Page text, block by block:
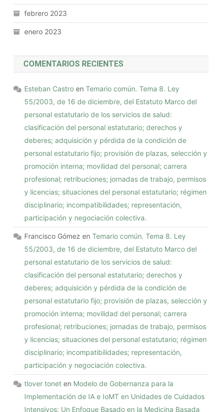
febrero 2023
enero 2023
COMENTARIOS RECIENTES
Esteban Castro enTemario común. Tema 8. Ley
55/2003, de 16 de diciembre, del Estatuto Marco del
personal estatutario de los servicios de salud:
clasificación del personal estatutario; derechos y
deberes; adquisición y pérdida de la condición de
personal estatutario fijo; provisión de plazas, selección y
promoción interna; movilidad del personal; carrera
profesional; retribuciones; jornadas de trabajo, permisos
y licencias; situaciones del personal estatutario; régimen
disciplinario; incompatibilidades; representación,
participación y negociación colectiva.
Francisco Gómez enTemario común. Tema 8. Ley
55/2003, de 16 de diciembre, del Estatuto Marco del
personal estatutario de los servicios de salud:
clasificación del personal estatutario; derechos y
deberes; adquisición y pérdida de la condición de
personal estatutario fijo; provisión de plazas, selección y
promoción interna; movilidad del personal; carrera
profesional; retribuciones; jornadas de trabajo, permisos
y licencias; situaciones del personal estatutario; régimen
disciplinario; incompatibilidades; representación,
participación y negociación colectiva.
tlover tonet en Modelo de Gobernanza para la
Implementación de IA e IoMT en Unidades de Cuidados
Intensivos: Un Enfoque Basado en la Medicina Basada